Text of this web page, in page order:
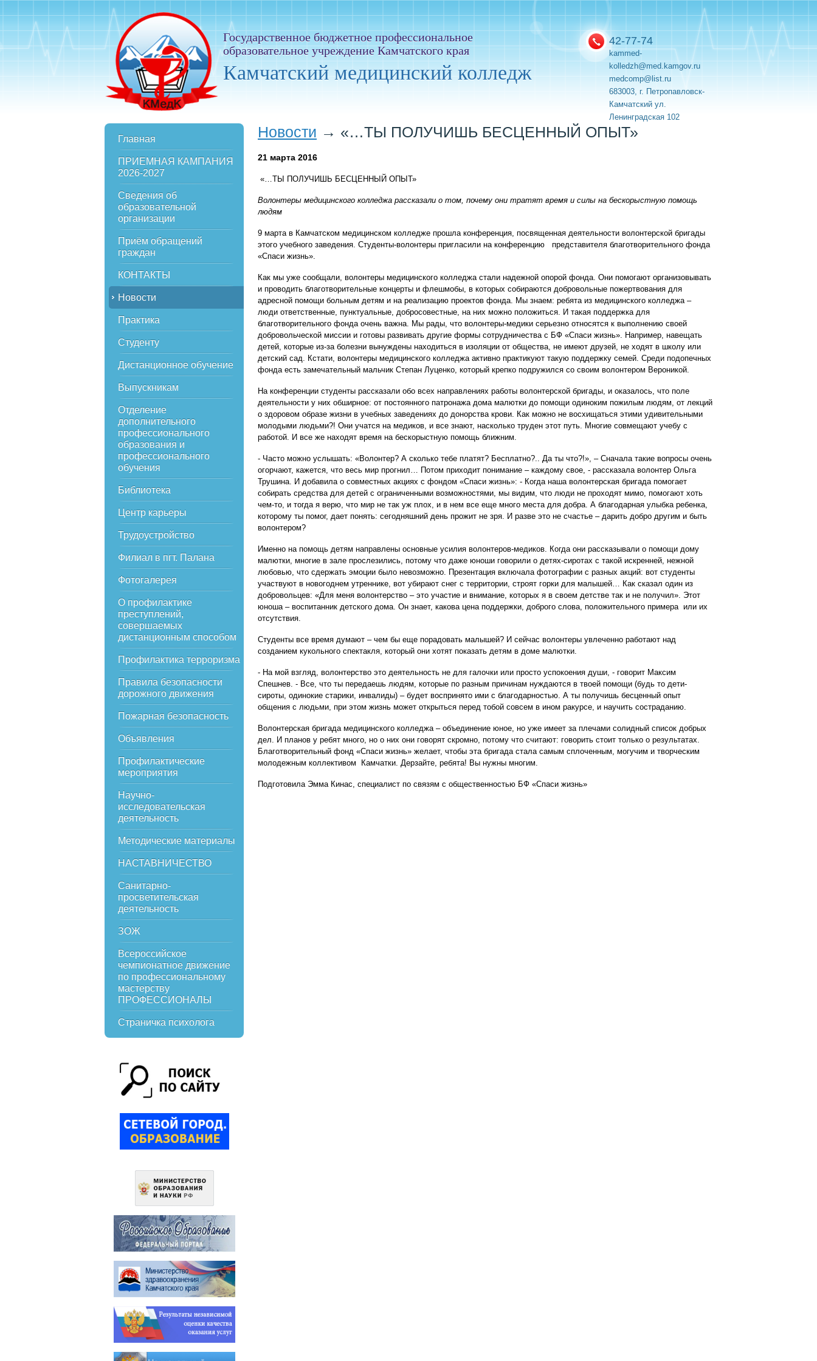
Государственное бюджетное профессиональное
образовательное учреждение Камчатского края
Камчатский медицинский колледж
42-77-74
kammed-
kolledzh@med.kamgov.ru
medcomp@list.ru
683003, г. Петропавловск-
Камчатский ул.
Ленинградская 102
Главная
ПРИЕМНАЯ КАМПАНИЯ
2026-2027
Сведения об
образовательной
организации
Приём обращений
граждан
КОНТАКТЫ
Новости
Практика
Студенту
Дистанционное обучение
Выпускникам
Отделение
дополнительного
профессионального
образования и
профессионального
обучения
Библиотека
Центр карьеры
Трудоустройство
Филиал в пгт. Палана
Фотогалерея
О профилактике
преступлений,
совершаемых
дистанционным способом
Профилактика терроризма
Правила безопасности
дорожного движения
Пожарная безопасность
Объявления
Профилактические
мероприятия
Научно-
исследовательская
деятельность
Методические материалы
НАСТАВНИЧЕСТВО
Санитарно-
просветительская
деятельность
ЗОЖ
Всероссийское
чемпионатное движение
по профессиональному
мастерству
ПРОФЕССИОНАЛЫ
Страничка психолога
Новости → «…ТЫ ПОЛУЧИШЬ БЕСЦЕННЫЙ ОПЫТ»
21 марта 2016
«…ТЫ ПОЛУЧИШЬ БЕСЦЕННЫЙ ОПЫТ»
Волонтеры медицинского колледжа рассказали о том, почему они тратят время и силы на бескорыстную помощь
людям
9 марта в Камчатском медицинском колледже прошла конференция, посвященная деятельности волонтерской бригады
этого учебного заведения. Студенты-волонтеры пригласили на конференцию представителя благотворительного фонда
«Спаси жизнь».
Как мы уже сообщали, волонтеры медицинского колледжа стали надежной опорой фонда. Они помогают организовывать
и проводить благотворительные концерты и флешмобы, в которых собираются добровольные пожертвования для
адресной помощи больным детям и на реализацию проектов фонда. Мы знаем: ребята из медицинского колледжа –
люди ответственные, пунктуальные, добросовестные, на них можно положиться. И такая поддержка для
благотворительного фонда очень важна. Мы рады, что волонтеры-медики серьезно относятся к выполнению своей
добровольческой миссии и готовы развивать другие формы сотрудничества с БФ «Спаси жизнь». Например, навещать
детей, которые из-за болезни вынуждены находиться в изоляции от общества, не имеют друзей, не ходят в школу или
детский сад. Кстати, волонтеры медицинского колледжа активно практикуют такую поддержку семей. Среди подопечных
фонда есть замечательный мальчик Степан Луценко, который крепко подружился со своим волонтером Вероникой.
На конференции студенты рассказали обо всех направлениях работы волонтерской бригады, и оказалось, что поле
деятельности у них обширное: от постоянного патронажа дома малютки до помощи одиноким пожилым людям, от лекций
о здоровом образе жизни в учебных заведениях до донорства крови. Как можно не восхищаться этими удивительными
молодыми людьми?! Они учатся на медиков, и все знают, насколько труден этот путь. Многие совмещают учебу с
работой. И все же находят время на бескорыстную помощь ближним.
- Часто можно услышать: «Волонтер? А сколько тебе платят? Бесплатно?.. Да ты что?!», – Сначала такие вопросы очень
огорчают, кажется, что весь мир прогнил… Потом приходит понимание – каждому свое, - рассказала волонтер Ольга
Трушина. И добавила о совместных акциях с фондом «Спаси жизнь»: - Когда наша волонтерская бригада помогает
собирать средства для детей с ограниченными возможностями, мы видим, что люди не проходят мимо, помогают хоть
чем-то, и тогда я верю, что мир не так уж плох, и в нем все еще много места для добра. А благодарная улыбка ребенка,
которому ты помог, дает понять: сегодняшний день прожит не зря. И разве это не счастье – дарить добро другим и быть
волонтером?
Именно на помощь детям направлены основные усилия волонтеров-медиков. Когда они рассказывали о помощи дому
малютки, многие в зале прослезились, потому что даже юноши говорили о детях-сиротах с такой искренней, нежной
любовью, что сдержать эмоции было невозможно. Презентация включала фотографии с разных акций: вот студенты
участвуют в новогоднем утреннике, вот убирают снег с территории, строят горки для малышей… Как сказал один из
добровольцев: «Для меня волонтерство – это участие и внимание, которых я в своем детстве так и не получил». Этот
юноша – воспитанник детского дома. Он знает, какова цена поддержки, доброго слова, положительного примера или их
отсутствия.
Студенты все время думают – чем бы еще порадовать малышей? И сейчас волонтеры увлеченно работают над
созданием кукольного спектакля, который они хотят показать детям в доме малютки.
- На мой взгляд, волонтерство это деятельность не для галочки или просто успокоения души, - говорит Максим
Спешнев. - Все, что ты передаешь людям, которые по разным причинам нуждаются в твоей помощи (будь то дети-
сироты, одинокие старики, инвалиды) – будет воспринято ими с благодарностью. А ты получишь бесценный опыт
общения с людьми, при этом жизнь может открыться перед тобой совсем в ином ракурсе, и научить состраданию.
Волонтерская бригада медицинского колледжа – объединение юное, но уже имеет за плечами солидный список добрых
дел. И планов у ребят много, но о них они говорят скромно, потому что считают: говорить стоит только о результатах.
Благотворительный фонд «Спаси жизнь» желает, чтобы эта бригада стала самым сплоченным, могучим и творческим
молодежным коллективом Камчатки. Дерзайте, ребята! Вы нужны многим.
Подготовила Эмма Кинас, специалист по связям с общественностью БФ «Спаси жизнь»